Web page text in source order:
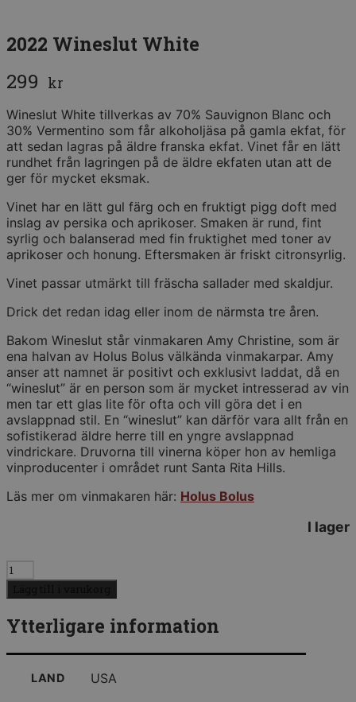
2022 Wineslut White
299 kr
Wineslut White tillverkas av 70% Sauvignon Blanc och
30% Vermentino som får alkoholjäsa på gamla ekfat, för
att sedan lagras på äldre franska ekfat. Vinet får en lätt
rundhet från lagringen på de äldre ekfaten utan att de
ger för mycket eksmak.
Vinet har en lätt gul färg och en fruktigt pigg doft med
inslag av persika och aprikoser. Smaken är rund, fint
syrlig och balanserad med fin fruktighet med toner av
aprikoser och honung. Eftersmaken är friskt citronsyrlig.
Vinet passar utmärkt till fräscha sallader med skaldjur.
Drick det redan idag eller inom de närmsta tre åren.
Bakom Wineslut står vinmakaren Amy Christine, som är
ena halvan av Holus Bolus välkända vinmakarpar. Amy
anser att namnet är positivt och exklusivt laddat, då en
“wineslut” är en person som är mycket intresserad av vin
men tar ett glas lite för ofta och vill göra det i en
avslappnad stil. En “wineslut” kan därför vara allt från en
sofistikerad äldre herre till en yngre avslappnad
vindrickare. Druvorna till vinerna köper hon av hemliga
vinproducenter i området runt Santa Rita Hills.
Läs mer om vinmakaren här: Holus Bolus
I lager
2022
Wineslut
White
mängd
Ytterligare information
LAND USA